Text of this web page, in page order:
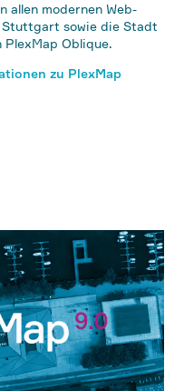
allen modernen Web-
sowie die Stadt
Oblique.
zu PlexMap